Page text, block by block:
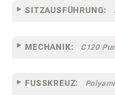
SITZAUSFÜHRUNG:
MECHANIK: C120
FUSSKREUZ: